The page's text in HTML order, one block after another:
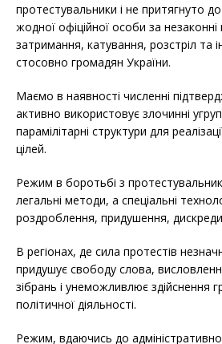
протестувальники і не притягнуто до
жодної офіційної особи за незаконні
затримання, катування, розстріл та
стосовно громадян України.
Маємо в наявності численні
активно використовує злочинні
парамілітарні структури для
цілей.
Режим в боротьбі з
легальні методи, а спеціальні
роздроблення, придушення,
В регіонах, де сила протестів
придушує свободу слова,
зібрань і унеможливлює здійснення
політичної діяльності.
Режим, вдаючись до